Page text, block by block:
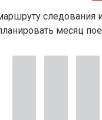
месяц